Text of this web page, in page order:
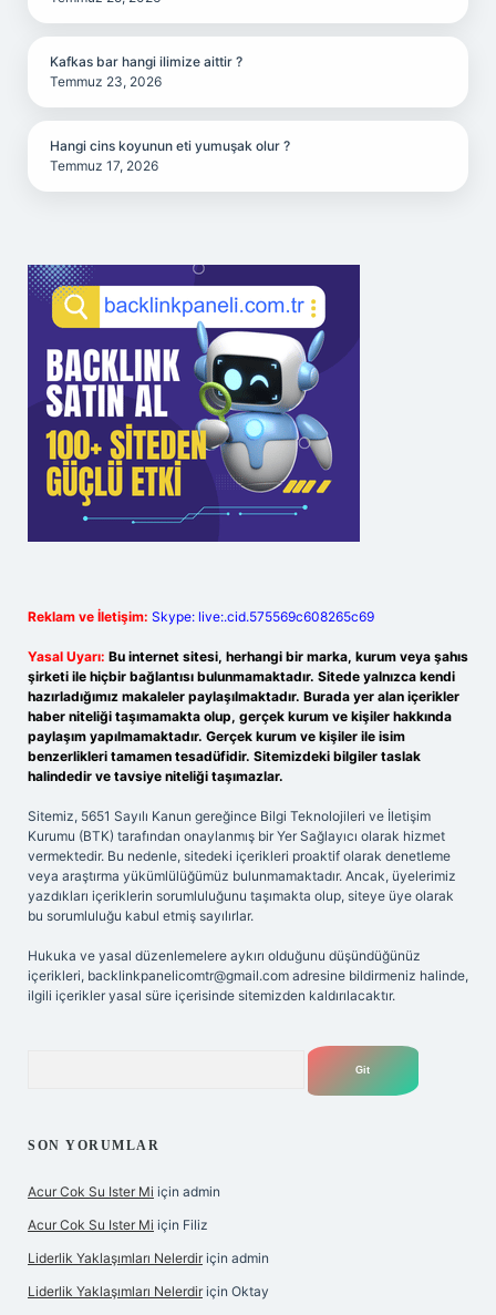
Kafkas bar hangi ilimize aittir ?
Temmuz 23, 2026
Hangi cins koyunun eti yumuşak olur ?
Temmuz 17, 2026
Reklam ve İletişim: Skype: live:.cid.575569c608265c69
Yasal Uyarı: Bu internet sitesi, herhangi bir marka, kurum veya şahıs
şirketi ile hiçbir bağlantısı bulunmamaktadır. Sitede yalnızca kendi
hazırladığımız makaleler paylaşılmaktadır. Burada yer alan içerikler
haber niteliği taşımamakta olup, gerçek kurum ve kişiler hakkında
paylaşım yapılmamaktadır. Gerçek kurum ve kişiler ile isim
benzerlikleri tamamen tesadüfidir. Sitemizdeki bilgiler taslak
halindedir ve tavsiye niteliği taşımazlar.
Sitemiz, 5651 Sayılı Kanun gereğince Bilgi Teknolojileri ve İletişim
Kurumu (BTK) tarafından onaylanmış bir Yer Sağlayıcı olarak hizmet
vermektedir. Bu nedenle, sitedeki içerikleri proaktif olarak denetleme
veya araştırma yükümlülüğümüz bulunmamaktadır. Ancak, üyelerimiz
yazdıkları içeriklerin sorumluluğunu taşımakta olup, siteye üye olarak
bu sorumluluğu kabul etmiş sayılırlar.
Hukuka ve yasal düzenlemelere aykırı olduğunu düşündüğünüz
içerikleri, backlinkpanelicomtr@gmail.com adresine bildirmeniz halinde,
ilgili içerikler yasal süre içerisinde sitemizden kaldırılacaktır.
SON YORUMLAR
Acur Cok Su Ister Mi için admin
Acur Cok Su Ister Mi için Filiz
Liderlik Yaklaşımları Nelerdir için admin
Liderlik Yaklaşımları Nelerdir için Oktay